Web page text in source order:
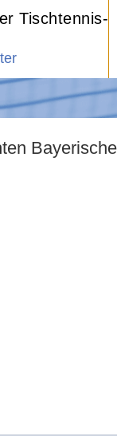
Tischtennis-